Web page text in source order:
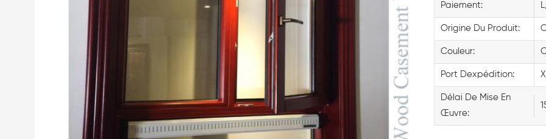
Paiement:
Origine Du Produit:
Couleur:
Port Dexpédition:
Délai De Mise En
Œuvre: